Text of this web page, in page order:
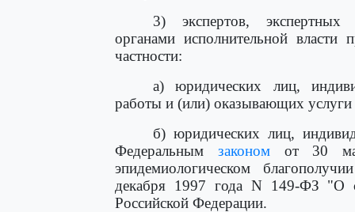
3) экспертов, экспертных
органами исполнительной
частности:
а) юридических лиц,
работы и (или) оказывающих услуги
б) юридических лиц,
Федеральным закономот 30
эпидемиологическом
декабря 1997 года N 149-ФЗ "О
Российской Федерации.